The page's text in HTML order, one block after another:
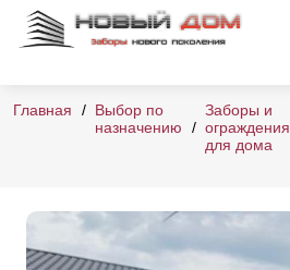
Главная
Выбор по
назначению
Заборы и
ограждения
для дома